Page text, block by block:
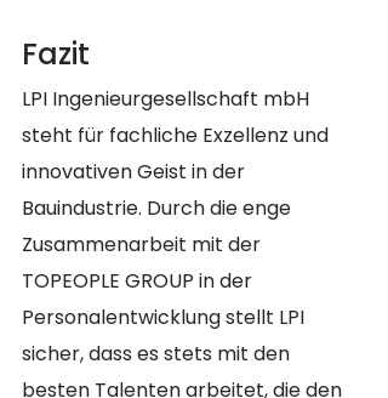
Fazit
LPI Ingenieurgesellschaft mbH
steht für fachliche Exzellenz und
innovativen Geist in der
Bauindustrie. Durch die enge
Zusammenarbeit mit der
TOPEOPLE GROUP in der
Personalentwicklung stellt LPI
sicher, dass es stets mit den
besten Talenten arbeitet, die den